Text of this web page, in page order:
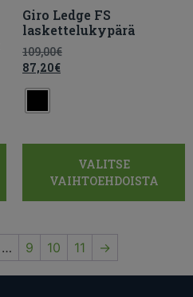
Giro Ledge FS
laskettelukypärä
109,00€
87,20€
VALITSE
VAIHTOEHDOISTA
… 9 10 11 →